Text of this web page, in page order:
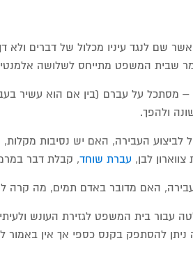
שם לנגד עיניו מכלול של דברים ולא
שבית המשפט מתייחס לשלושה
– מסתכל על עברם (בין אם הוא עשיר
ולהפך.
לביצוע העבירה, האם יש נסיבות מקלות,
לבן, עברת שוחד, קבלת דבר
עבור בית המשפט לגזירת העונש
להסתפק בקנס כספי אך אין באמור